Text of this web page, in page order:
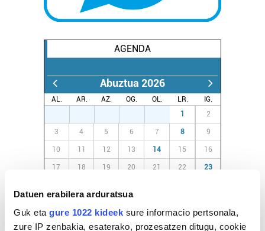
Datuen erabilera arduratsua
Guk eta gure 1022 kideek sure informacio pertsonala,
zure IP zenbakia, esaterako, prozesatzen ditugu, cookie
AGENDA
Abuztua 2026
AL. AR. AZ. OG. OL. LR.
IG.
1 2
3 4 5 6 7 8 9
10 11 12 13 14 15 16
17 18 19 20 21 22 23